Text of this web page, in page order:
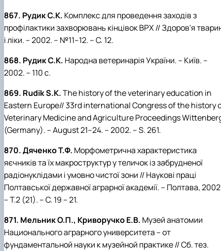
867. Рудик С.К. Комплекс для проведення заходів з
профілактики захворювань кінцівок ВРХ // Здоров'я
і ліки. – 2002. – №11–12. – С. 12.
868. Рудик С.К. Народна ветеринарія України. – Київ. –
2002. – 110 с.
869. Rudik S.K.The history of the veterinary education in
Eastern Europe// 33rd international Congress of the history
Veterinary Medicine and Agriculture Proceedings
(Germany). – August 21–24. – 2002. – S. 261.
870. Дяченко Т.Ф. Морфометрична характеристика
яєчників та їх макроструктур у теличок із забрудненої
радіонуклідами і умовно чистої зони // Наукові праці
Полтавської державної аграрної академії. – Полтава,
– Т.2 (21). – С. 19 – 21.
871. Мельник О.П., Криворучко Е.В. Музей анатомии
Национального аграрного университета – от
фундаментальной науки к музейной практике // Сб. тез.